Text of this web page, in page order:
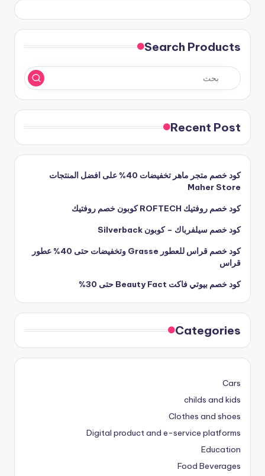
Search Products
Recent Post
كود خصم متجر ماهر تخفيضات 40% على افضل المنتجات
Maher Store
كود خصم روفتيك ROFTECH كوبون خصم روفتيك
كود خصم سيلفرباك – كوبون Silverback
كود خصم قراس للعطور Grasse وتخفيضات حتى 40% عطور
قراس
كود خصم بيوتي فاكت Beauty Fact حتى 30%
Categories
Cars
childs and kids
Clothes and shoes
Digital product and e-service platforms
Education
Food Beverages